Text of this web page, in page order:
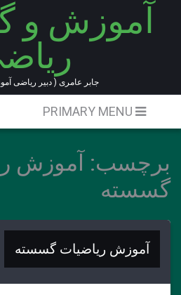
آموزش و
جابر عامری ( دبیر ریاضی
برچسب: آموزش
گسسته
آموزش ریاضیات گسسته